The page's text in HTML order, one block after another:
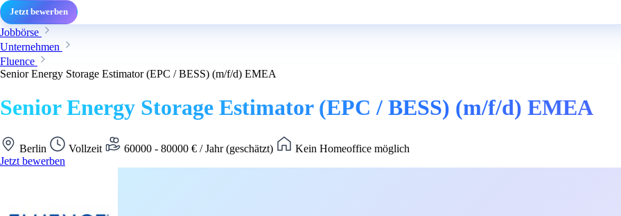
Jetzt bewerben
Jobbörse
Unternehmen
Fluence
Senior Energy Storage Estimator (EPC / BESS) (m/f/d) EMEA
Senior Energy Storage Estimator (EPC / BESS) (m/f/d) EMEA
Berlin Vollzeit 60000 - 80000 € / Jahr (geschätzt)
Kein Homeoffice möglich
Jetzt bewerben